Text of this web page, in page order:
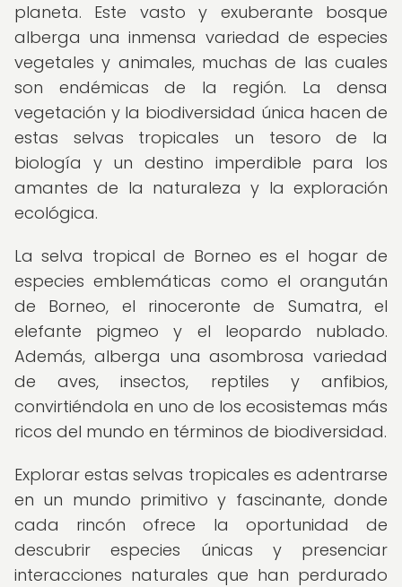
planeta. Este vasto y exuberante bosque
alberga una inmensa variedad de especies
vegetales y animales, muchas de las cuales
son endémicas de la región. La densa
vegetación y la biodiversidad única hacen de
estas selvas tropicales un tesoro de la
biología y un destino imperdible para los
amantes de la naturaleza y la exploración
ecológica.
La selva tropical de Borneo es el hogar de
especies emblemáticas como el orangután
de Borneo, el rinoceronte de Sumatra, el
elefante pigmeo y el leopardo nublado.
Además, alberga una asombrosa variedad
de aves, insectos, reptiles y anfibios,
convirtiéndola en uno de los ecosistemas más
ricos del mundo en términos de biodiversidad.
Explorar estas selvas tropicales es adentrarse
en un mundo primitivo y fascinante, donde
cada rincón ofrece la oportunidad de
descubrir especies únicas y presenciar
interacciones naturales que han perdurado